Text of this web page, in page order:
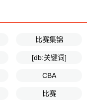
比赛集锦
[db:关键词]
CBA
比赛